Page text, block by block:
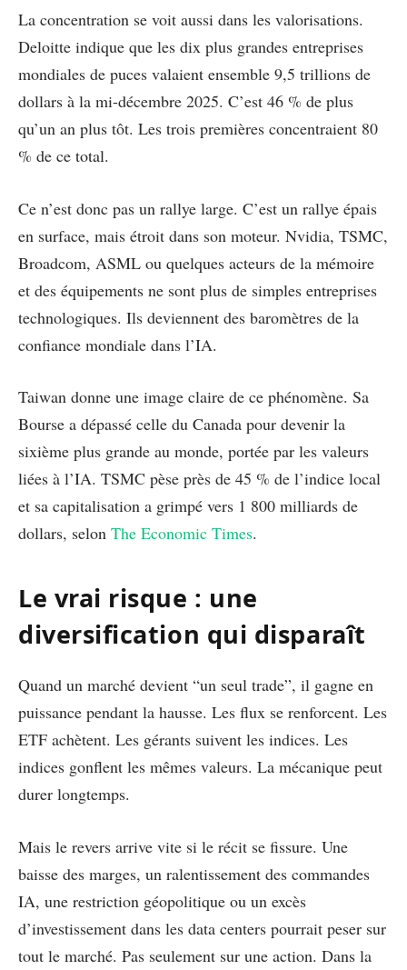
La concentration se voit aussi dans les valorisations.
Deloitte indique que les dix plus grandes entreprises
mondiales de puces valaient ensemble 9,5 trillions de
dollars à la mi-décembre 2025. C’est 46 % de plus
qu’un an plus tôt. Les trois premières concentraient 80
% de ce total.
Ce n’est donc pas un rallye large. C’est un rallye épais
en surface, mais étroit dans son moteur. Nvidia, TSMC,
Broadcom, ASML ou quelques acteurs de la mémoire
et des équipements ne sont plus de simples entreprises
technologiques. Ils deviennent des baromètres de la
confiance mondiale dans l’IA.
Taiwan donne une image claire de ce phénomène. Sa
Bourse a dépassé celle du Canada pour devenir la
sixième plus grande au monde, portée par les valeurs
liées à l’IA. TSMC pèse près de 45 % de l’indice local
et sa capitalisation a grimpé vers 1 800 milliards de
dollars, selon The Economic Times.
Le vrai risque : une
diversification qui disparaît
Quand un marché devient “un seul trade”, il gagne en
puissance pendant la hausse. Les flux se renforcent. Les
ETF achètent. Les gérants suivent les indices. Les
indices gonflent les mêmes valeurs. La mécanique peut
durer longtemps.
Mais le revers arrive vite si le récit se fissure. Une
baisse des marges, un ralentissement des commandes
IA, une restriction géopolitique ou un excès
d’investissement dans les data centers pourrait peser sur
tout le marché. Pas seulement sur une action. Dans la